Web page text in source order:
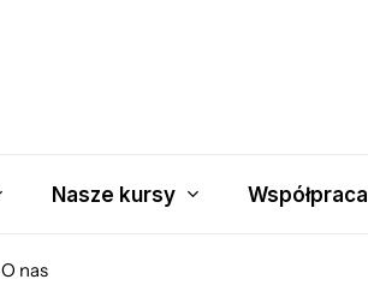
Nasze kursy Współpraca
O nas